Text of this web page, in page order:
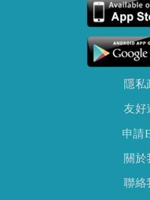
隱私
友好
申請
關於
聯絡